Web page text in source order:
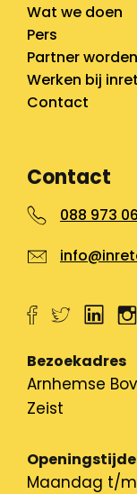
Wat we doen
Pers
Partner worden
Werken bij
Contact
Contact
088 973
Bezoekadres
Arnhemse
Zeist
Maandag t/